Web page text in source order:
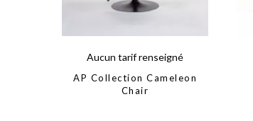
Aucun tarif renseigné
AP Collection Cameleon
Chair